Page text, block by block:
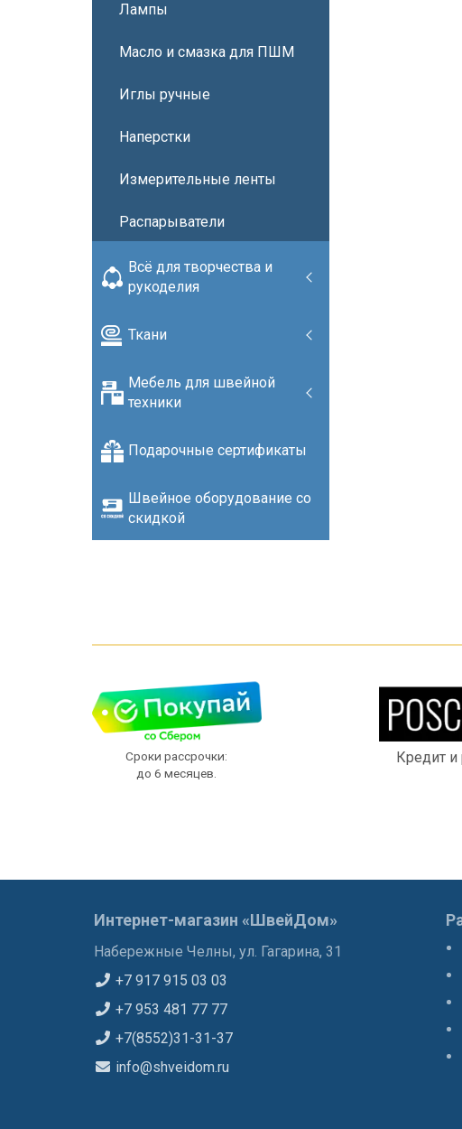
Лампы
Масло и смазка для ПШМ
Иглы ручные
Наперстки
Измерительные ленты
Распарыватели
Всё для творчества и
рукоделия
Ткани
Мебель для швейной
техники
Подарочные сертификаты
Швейное оборудование со
скидкой
Сроки рассрочки:
до 6 месяцев.
Кредит и
Интернет-магазин «ШвейДом»
Набережные Челны, ул. Гагарина, 31
+7 917 915 03 03
+7 953 481 77 77
+7(8552)31-31-37
info@shveidom.ru